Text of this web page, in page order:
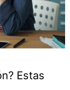
Estas